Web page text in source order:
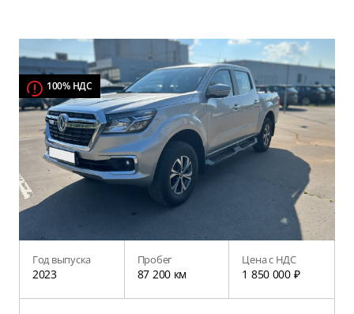
100% НДС
Год выпуска
2023
Пробег
87 200 км
Цена с НДС
1 850 000 ₽